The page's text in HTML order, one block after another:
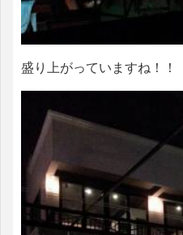
盛り上がっていますね！！